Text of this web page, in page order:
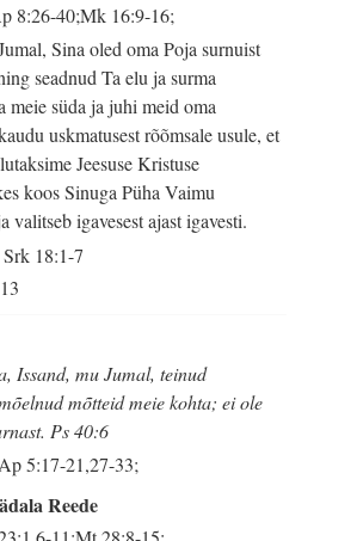
8:26-40;Mk 16:9-16;
Sina oled oma Poja surnuist
seadnud Ta elu ja surma
meie süda ja juhi meid oma
uskmatusest rõõmsale usule, et
Jeesuse Kristuse
koos Sinuga Püha Vaimu
valitseb igavesest ajast igavesti.
18:1-7
Issand, mu Jumal, teinud
mõtteid meie kohta; ei ole
Ps 40:6
5:17-21,27-33;
Reede